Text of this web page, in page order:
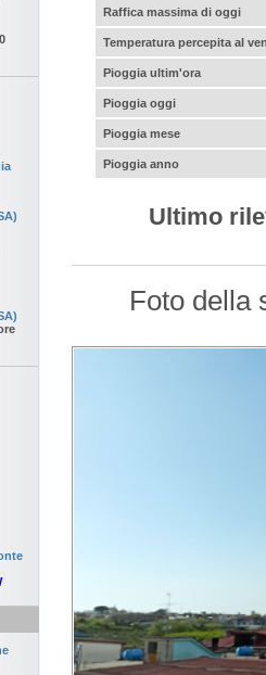
Raffica massima di oggi
Temperatura percepita al
Pioggia ultim'ora
Pioggia oggi
Pioggia mese
Pioggia anno
Ultimo
Foto della